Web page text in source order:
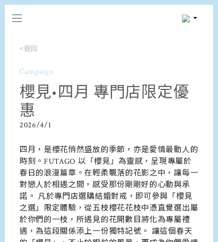
<返回
Campaign
櫻見•四月 專門店限定優
惠
2026/4/1
四月，是櫻花悄然盛放的季節，亦是愛情最動人的
時刻。FUTAGO 以「櫻見」為靈感，呈現專屬於
春日的浪漫篇章。在輕柔飄落的花影之中，讓每一
對戀人於相遇之間，感受那份剛剛好的心動與承
諾。 凡於專門店選購結婚對戒，即可參與「櫻見
之選」限定體驗，從五枝櫻花花枝中憑直覺選出屬
於你們的一枝，所遇見的花開數目將化為專屬禮
遇，為這段關係添上一份獨特記號。 讓這個春天